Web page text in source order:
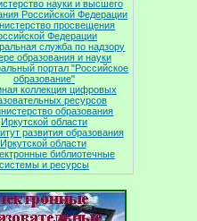
науки и высшего
Российской Федерации
просвещения
Федерации
служба по надзору
образования и науки
портал "Российское
образование"
коллекция цифровых
ресурсов
образования
Иркутской области
развития образования
Иркутской области
библиотечные
системы и ресурсы